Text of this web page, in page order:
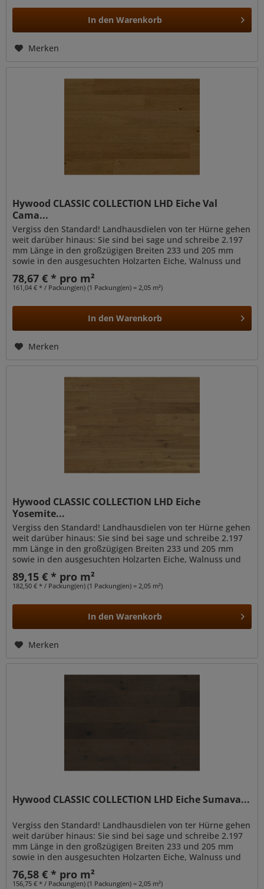
In den Warenkorb
Merken
Hywood CLASSIC COLLECTION LHD Eiche Val
Cama...
Vergiss den Standard! Landhausdielen von ter Hürne gehen
weit darüber hinaus: Sie sind bei sage und schreibe 2.197
mm Länge in den großzügigen Breiten 233 und 205 mm
sowie in den ausgesuchten Holzarten Eiche, Walnuss und
Esche verfügbar....
78,67 € * pro m²
161,04 € * / Packung(en) (1 Packung(en) = 2,05 m²)
In den Warenkorb
Merken
Hywood CLASSIC COLLECTION LHD Eiche
Yosemite...
Vergiss den Standard! Landhausdielen von ter Hürne gehen
weit darüber hinaus: Sie sind bei sage und schreibe 2.197
mm Länge in den großzügigen Breiten 233 und 205 mm
sowie in den ausgesuchten Holzarten Eiche, Walnuss und
89,15 € * pro m²
182,50 € * / Packung(en) (1 Packung(en) = 2,05 m²)
In den Warenkorb
Merken
Hywood CLASSIC COLLECTION LHD Eiche Sumava...
Vergiss den Standard! Landhausdielen von ter Hürne gehen
weit darüber hinaus: Sie sind bei sage und schreibe 2.197
mm Länge in den großzügigen Breiten 233 und 205 mm
sowie in den ausgesuchten Holzarten Eiche, Walnuss und
Esche verfügbar....
76,58 € * pro m²
156,75 € * / Packung(en) (1 Packung(en) = 2,05 m²)